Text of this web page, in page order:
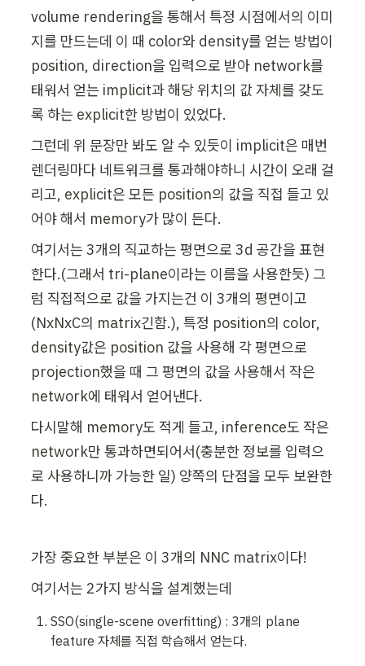
x
z
}
F
_
{
y
z
volume rendering을 통해서 특정 시점에서의 이미
지를 만드는데 이 때 color와 density를 얻는 방법이
position, direction을 입력으로 받아 network를
태워서 얻는 implicit과 해당 위치의 값 자체를 갖도
록 하는 explicit한 방법이 있었다.
그런데 위 문장만 봐도 알 수 있듯이 implicit은 매번
렌더링마다 네트워크를 통과해야하니 시간이 오래 걸
리고, explicit은 모든 position의 값을 직접 들고 있
어야 해서 memory가 많이 든다.
여기서는 3개의 직교하는 평면으로 3d 공간을 표현
한다.(그래서 tri-plane이라는 이름을 사용한듯) 그
럼 직접적으로 값을 가지는건 이 3개의 평면이고
(NxNxC의 matrix긴함.), 특정 position의 color,
density값은 position 값을 사용해 각 평면으로
projection했을 때 그 평면의 값을 사용해서 작은
network에 태워서 얻어낸다.
다시말해 memory도 적게 들고, inference도 작은
network만 통과하면되어서(충분한 정보를 입력으
로 사용하니까 가능한 일) 양쪽의 단점을 모두 보완한
다.
가장 중요한 부분은 이 3개의 NNC matrix이다!
여기서는 2가지 방식을 설계했는데
SSO(single-scene overfitting) : 3개의 plane
feature 자체를 직접 학습해서 얻는다.